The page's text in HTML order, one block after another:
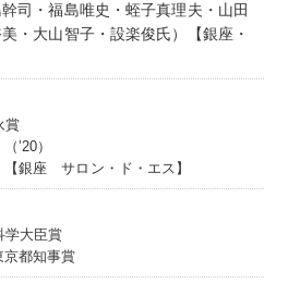
司・福島唯史・蛭子真理夫・山田
・大山智子・設楽俊氏）【銀座・
賞
’20）
銀座 サロン・ド・エス】
大臣賞
都知事賞